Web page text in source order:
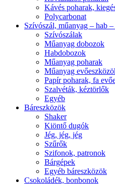
Kávés poharak,
Polycarbonat
Szívószál, műanyag – hab
Szívószálak
Műanyag dobozok
Habdobozok
Műanyag poharak
Műanyag
Papír poharak, fa
Szalvéták, kéztörlők
Egyéb
Báreszközök
Shaker
Kiöntő dugók
Jég, jég, jég
Szűrők
Szifonok, patronok
Bárgépek
Egyéb báreszközök
Csokoládék, bonbonok